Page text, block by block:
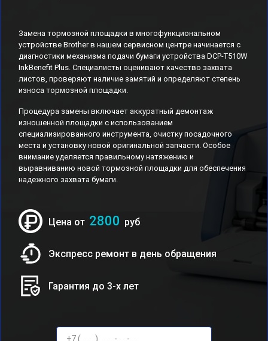
Замена тормозной площадки в многофункциональном
устройстве Brother в нашем сервисном центре начинается с
диагностики механизма подачи бумаги устройства DCP-T510W
InkBenefit Plus. Специалисты оценивают качество захвата
листов, проверяют наличие замятий и определяют степень
износа тормозной площадки.
Процедура замены включает аккуратный демонтаж
изношенной площадки с использованием
специализированного инструмента, очистку посадочного
места и установку новой оригинальной запчасти. Особое
внимание уделяется правильному натяжению и
выравниванию новой тормозной площадки для обеспечения
надежного захвата бумаги.
Цена от 2800 руб
Экспресс ремонт в день обращения
Гарантия до 3-х лет